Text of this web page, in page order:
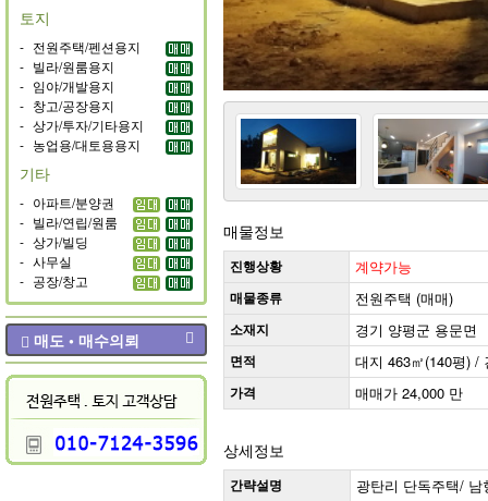
토지
- 전원주택/펜션용지
- 빌라/원룸용지
- 임야/개발용지
- 창고/공장용지
- 상가/투자/기타용지
- 농업용/대토용용지
기타
- 아파트/분양권
- 빌라/연립/원룸
- 상가/빌딩
- 사무실
- 공장/창고
매도 • 매수의뢰
매물정보
진행상황 계약가능
매물종류 전원주택 (매매)
소재지 경기 양평군 용문면
면적 대지 463㎡(140평) /
가격 매매가 24,000 만
상세정보
간략설명 광탄리 단독주택/